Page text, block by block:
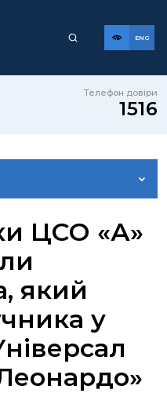
ENG
Телефон довіри
1516
ЦСО «А»
який
у